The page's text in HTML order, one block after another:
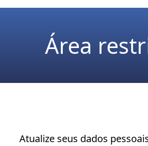
Área
Atualize seus dados